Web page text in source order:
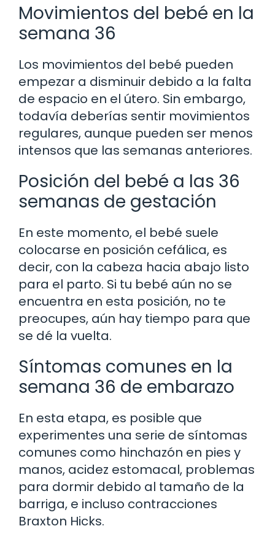
Movimientos del bebé en la
semana 36
Los movimientos del bebé pueden
empezar a disminuir debido a la falta
de espacio en el útero. Sin embargo,
todavía deberías sentir movimientos
regulares, aunque pueden ser menos
intensos que las semanas anteriores.
Posición del bebé a las 36
semanas de gestación
En este momento, el bebé suele
colocarse en posición cefálica, es
decir, con la cabeza hacia abajo listo
para el parto. Si tu bebé aún no se
encuentra en esta posición, no te
preocupes, aún hay tiempo para que
se dé la vuelta.
Síntomas comunes en la
semana 36 de embarazo
En esta etapa, es posible que
experimentes una serie de síntomas
comunes como hinchazón en pies y
manos, acidez estomacal, problemas
para dormir debido al tamaño de la
barriga, e incluso contracciones
Braxton Hicks.